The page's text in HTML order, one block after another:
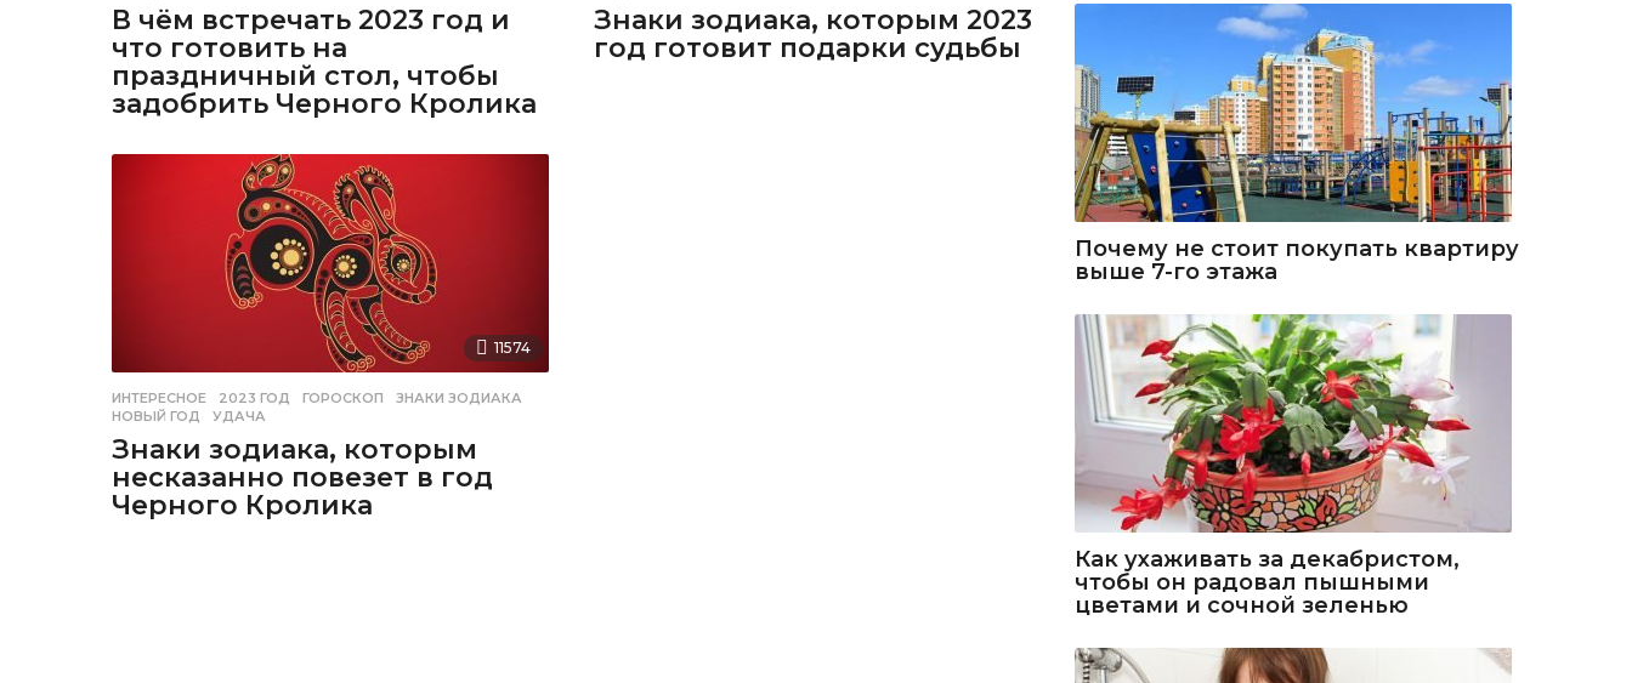
В чём встречать 2023 год и
что готовить на
праздничный стол, чтобы
задобрить Черного Кролика
Знаки зодиака, которым 2023
год готовит подарки судьбы
11574
ИНТЕРЕСНОЕ 2023 ГОД ,ГОРОСКОП ,ЗНАКИ ЗОДИАКА
НОВЫЙ ГОД
,УДАЧА
Знаки зодиака, которым
несказанно повезет в год
Черного Кролика
Почему не стоит покупать квартиру
выше 7-го этажа
Как ухаживать за декабристом,
чтобы он радовал пышными
цветами и сочной зеленью